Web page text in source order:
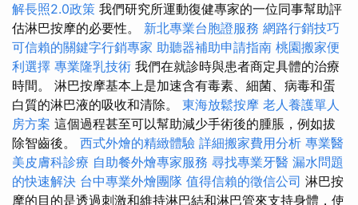
解長照2.0政策 我們研究所運動復健專家的一位同事幫助評
估淋巴按摩的必要性。 新北專業台胞證服務 網路行銷技巧
可信賴的關鍵字行銷專家 助聽器補助申請指南 桃園搬家便
利選擇 專業隆乳技術 我們在就診時與患者商定具體的治療
時間。 淋巴按摩基本上是加速含有毒素、細菌、病毒和蛋
白質的淋巴液的吸收和清除。 東海放鬆按摩 老人養護單人
房方案 這個過程甚至可以幫助減少手術後的腫脹，例如拔
除智齒後。 西式外燴的精緻體驗 詳細搬家費用分析 專業醫
美皮膚科診療 自助餐外燴專家服務 尋找專業牙醫 漏水問題
的快速解決 台中專業外燴團隊 值得信賴的徵信公司 淋巴按
摩的目的是透過刺激和維持淋巴結和淋巴管來支持身體，使